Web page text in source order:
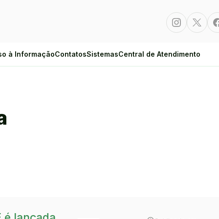
Instagram
à InformaçãoContatosSistemasCentral de Atendimento